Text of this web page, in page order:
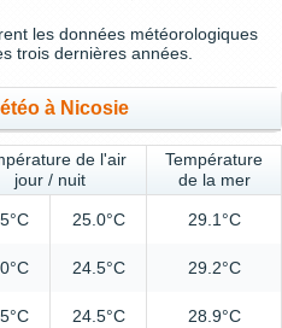
les données météorologiques
trois dernières années.
à Nicosie
de l'air
jour / nuit
Température
de la mer
25.0°C 29.1°C
24.5°C 29.2°C
24.5°C 28.9°C